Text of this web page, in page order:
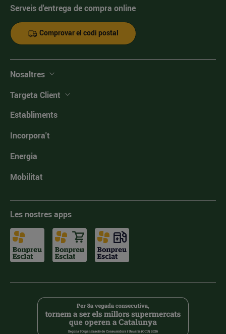
Serveis d'entrega de compra online
Comprovar el codi postal
Nosaltres
Targeta Client
Establiments
Incorpora't
Energia
Mobilitat
Les nostres apps